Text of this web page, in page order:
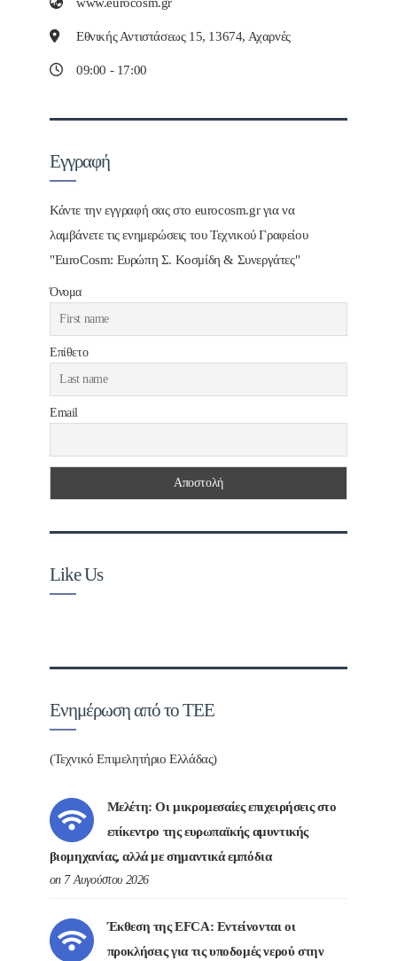
Εθνικής Αντιστάσεως 15, 13674, Αχαρνές
09:00 - 17:00
Εγγραφή
Κάντε την εγγραφή σας στο eurocosm.gr για να
λαμβάνετε τις ενημερώσεις του Τεχνικού Γραφείου
"EuroCosm: Ευρώπη Σ. Κοσμίδη & Συνεργάτες"
Όνομα
Επίθετο
Email
Like Us
Ενημέρωση από το ΤΕΕ
(Τεχνικό Επιμελητήριο Ελλάδας)
Μελέτη: Οι μικρομεσαίες επιχειρήσεις στο
επίκεντρο της ευρωπαϊκής αμυντικής
βιομηχανίας, αλλά με σημαντικά εμπόδια
on 7 Αυγούστου 2026
Έκθεση της EFCA: Εντείνονται οι
προκλήσεις για τις υποδομές νερού στην